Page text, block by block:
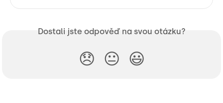
Dostali jste odpověď na svou otázku?
😞 😐 😃